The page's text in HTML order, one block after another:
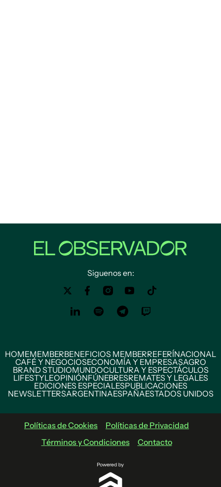
Siguenos en:
HOMEMEMBERBENEFICIOS MEMBERREFERÍNACIONAL
CAFÉ Y NEGOCIOSECONOMÍA Y EMPRESASAGRO
BRAND STUDIOMUNDOCULTURA Y ESPECTÁCULOS
LIFESTYLEOPINIÓNFÚNEBRESREMATES Y LEGALES
EDICIONES ESPECIALESPUBLICACIONES
NEWSLETTERSARGENTINAESPAÑAESTADOS UNIDOS
Políticas de Cookies
Políticas de Privacidad
Términos y Condiciones
Contacto